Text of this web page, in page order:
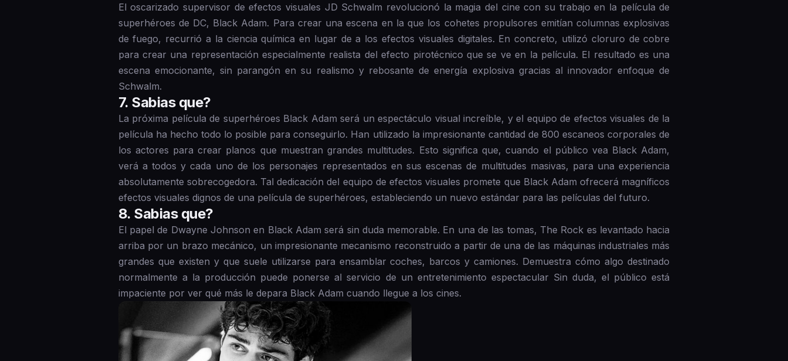
El oscarizado supervisor de efectos visuales JD Schwalm revolucionó la magia del cine con su trabajo en la película de
superhéroes de DC, Black Adam. Para crear una escena en la que los cohetes propulsores emitían columnas explosivas
de fuego, recurrió a la ciencia química en lugar de a los efectos visuales digitales. En concreto, utilizó cloruro de cobre
para crear una representación especialmente realista del efecto pirotécnico que se ve en la película. El resultado es una
escena emocionante, sin parangón en su realismo y rebosante de energía explosiva gracias al innovador enfoque de
Schwalm.
7 . Sabias que?
La próxima película de superhéroes Black Adam será un espectáculo visual increíble, y el equipo de efectos visuales de la
película ha hecho todo lo posible para conseguirlo. Han utilizado la impresionante cantidad de 800 escaneos corporales de
los actores para crear planos que muestran grandes multitudes. Esto significa que, cuando el público vea Black Adam,
verá a todos y cada uno de los personajes representados en sus escenas de multitudes masivas, para una experiencia
absolutamente sobrecogedora. Tal dedicación del equipo de efectos visuales promete que Black Adam ofrecerá magníficos
efectos visuales dignos de una película de superhéroes, estableciendo un nuevo estándar para las películas del futuro.
8 . Sabias que?
El papel de Dwayne Johnson en Black Adam será sin duda memorable. En una de las tomas, The Rock es levantado hacia
arriba por un brazo mecánico, un impresionante mecanismo reconstruido a partir de una de las máquinas industriales más
grandes que existen y que suele utilizarse para ensamblar coches, barcos y camiones. Demuestra cómo algo destinado
normalmente a la producción puede ponerse al servicio de un entretenimiento espectacular Sin duda, el público está
impaciente por ver qué más le depara Black Adam cuando llegue a los cines.